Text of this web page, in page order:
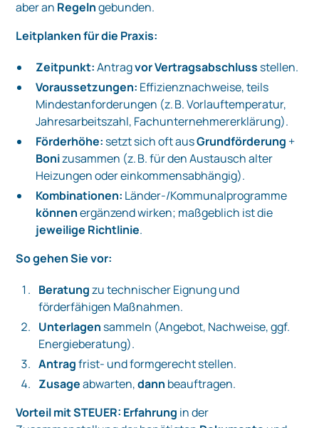
aber an Regelngebunden.
Leitplanken für die Praxis:
Zeitpunkt:Antragvor Vertragsabschluss stellen.
Voraussetzungen: Effizienznachweise, teils
Mindestanforderungen (z. B. Vorlauftemperatur,
Jahresarbeitszahl, Fachunternehmererklärung).
Förderhöhe: setzt sich oft ausGrundförderung +
Bonizusammen (z. B. für den Austausch alter
Heizungen oder einkommensabhängig).
Kombinationen: Länder-/Kommunalprogramme
könnenergänzend wirken; maßgeblich ist die
jeweilige Richtlinie.
So gehen Sie vor:
Beratungzu technischer Eignung und
förderfähigen Maßnahmen.
Unterlagen sammeln (Angebot, Nachweise, ggf.
Energieberatung).
Antragfrist- und formgerecht stellen.
Zusageabwarten,dann beauftragen.
Vorteil mit STEUER: Erfahrung in der